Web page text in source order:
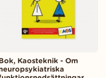
Kaosteknik - Om